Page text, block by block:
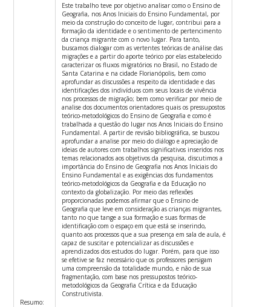
Resumo:
Este trabalho teve por objetivo analisar como o Ensino de
Geografia, nos Anos Iniciais do Ensino Fundamental, por
meio da construção do conceito de lugar, contribui para a
formação da identidade e o sentimento de pertencimento
da criança migrante com o novo lugar. Para tanto,
buscamos dialogar com as vertentes teóricas de análise das
migrações e a partir do aporte teórico por elas estabelecido
caracterizar os fluxos migratórios no Brasil, no Estado de
Santa Catarina e na cidade Florianópolis, bem como
aprofundar as discussões a respeito da identidade e das
identificações dos indivíduos com seus locais de vivência
nos processos de migração; bem como verificar por meio de
analise dos documentos orientadores quais os pressupostos
teórico-metodológicos do Ensino de Geografia e como é
trabalhada a questão do lugar nos Anos Iniciais do Ensino
Fundamental. A partir de revisão bibliográfica, se buscou
aprofundar a analise por meio do diálogo e apreciação de
ideias de autores com trabalhos significativos inseridos nos
temas relacionados aos objetivos da pesquisa, discutimos a
importância do Ensino de Geografia nos Anos Iniciais do
Ensino Fundamental e as exigências dos fundamentos
teórico-metodológicos da Geografia e da Educação no
contexto da globalização. Por meio das reflexões
proporcionadas podemos afirmar que o Ensino de
Geografia que leve em consideração as crianças migrantes,
tanto no que tange a sua formação e suas formas de
identificação com o espaço em que está se inserindo,
quanto aos processos que a sua presença em sala de aula, é
capaz de suscitar e potencializar as discussões e
aprendizados dos estudos do lugar. Porém, para que isso
se efetive se faz necessário que os professores persigam
uma compreensão da totalidade mundo, e não de sua
fragmentação, com base nos pressupostos teórico-
metodológicos da Geografia Crítica e da Educação
Construtivista.